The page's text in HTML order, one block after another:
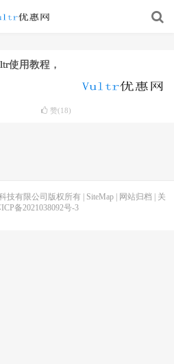
使用教程，
赞(18)
技有限公司版权所有 | SiteMap 网站归档
关
备2021038092号-3